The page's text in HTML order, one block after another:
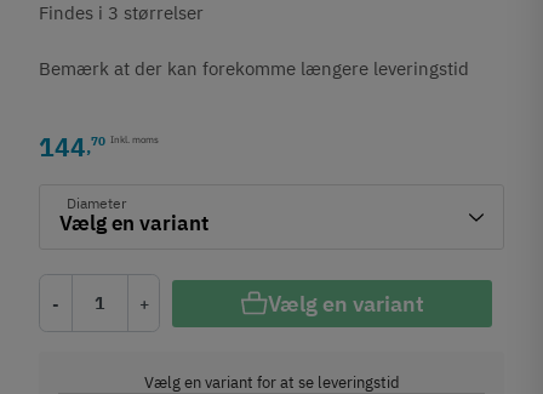
Findes i 3 størrelser
Bemærk at der kan forekomme længere leveringstid
144,70 Inkl. moms
Diameter
- + Vælg en variant
Vælg en variant for at se leveringstid